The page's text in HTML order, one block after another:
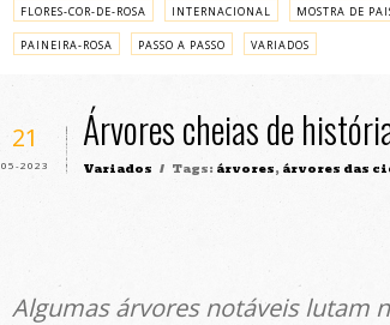
FLORES-COR-DE-ROSA INTERNACIONAL MOSTRA DE
PAINEIRA-ROSA PASSO A PASSO VARIADOS
21
05-2023
Árvores cheias de
Variados / Tags: árvores, árvores das
Algumas árvores notáveis lutam